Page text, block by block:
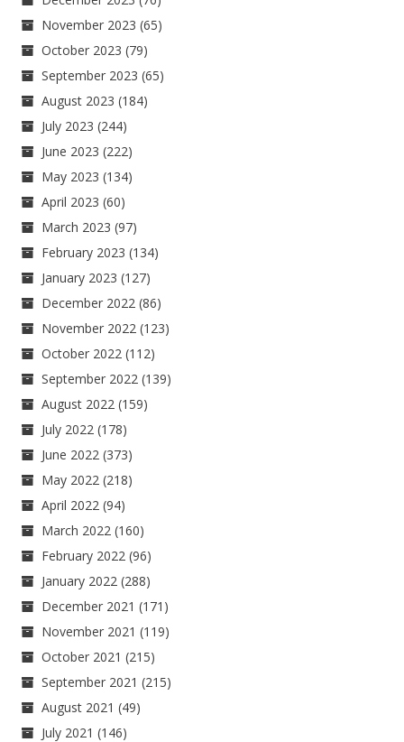
November 2023 (65)
October 2023 (79)
September 2023 (65)
August 2023 (184)
July 2023 (244)
June 2023 (222)
May 2023 (134)
April 2023 (60)
March 2023 (97)
February 2023 (134)
January 2023 (127)
December 2022 (86)
November 2022 (123)
October 2022 (112)
September 2022 (139)
August 2022 (159)
July 2022 (178)
June 2022 (373)
May 2022 (218)
April 2022 (94)
March 2022 (160)
February 2022 (96)
January 2022 (288)
December 2021 (171)
November 2021 (119)
October 2021 (215)
September 2021 (215)
August 2021 (49)
July 2021 (146)